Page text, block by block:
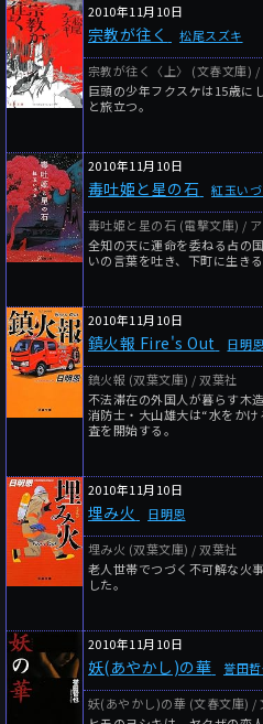
2010年11月10日
宗教が往く 松尾スズキ
宗教が往く〈上〉 (文春文庫) /
巨頭の少年フクスケは15歳に
と旅立つ。
2010年11月10日
毒吐姫と星の石 紅玉い
毒吐姫と星の石 (電撃文庫) /
全知の天に運命を委ねる占の
いの言葉を吐き、下町に生きる
2010年11月10日
鎮火報 Fire's Out 日明恩
鎮火報 (双葉文庫) / 双葉社
不法滞在の外国人が暮らす木
消防士・大山雄大は“水をか
査を開始する。
2010年11月10日
埋み火 日明恩
埋み火 (双葉文庫) / 双葉社
老人世帯でつづく不可解な火
した。
2010年11月10日
妖(あやかし)の華 誉田
妖(あやかし)の華 (文春文庫) /